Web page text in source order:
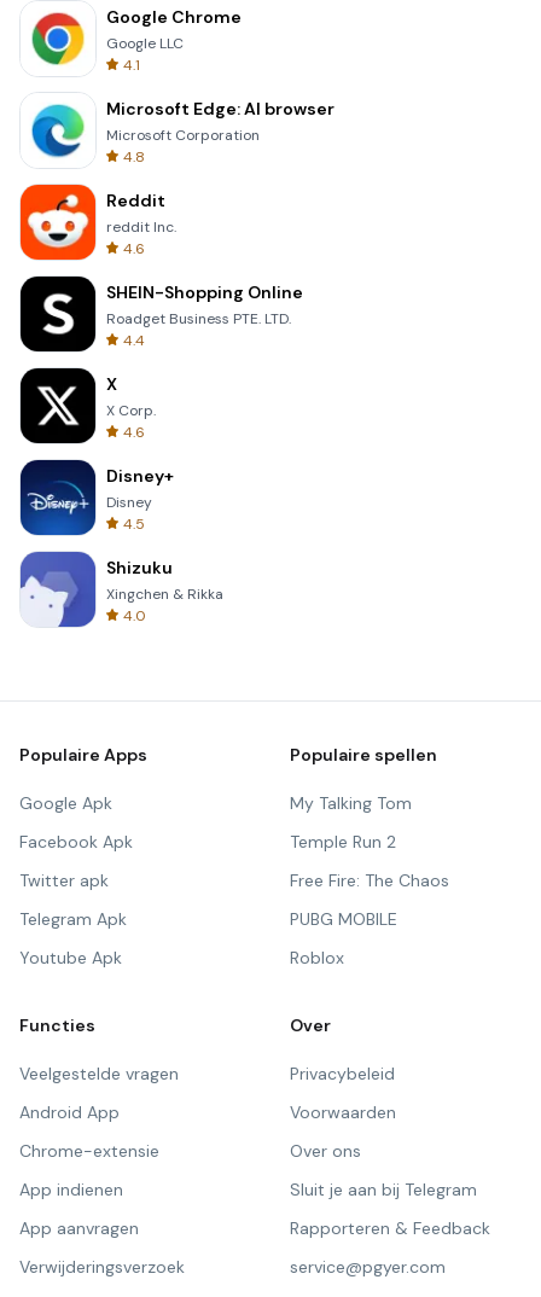
Google Chrome
Google LLC
4.1
Microsoft Edge: AI browser
Microsoft Corporation
4.8
Reddit
reddit Inc.
4.6
SHEIN-Shopping Online
Roadget Business PTE. LTD.
4.4
X
X Corp.
4.6
Disney+
Disney
4.5
Shizuku
Xingchen & Rikka
4.0
Populaire Apps
Google Apk
Facebook Apk
Twitter apk
Telegram Apk
Youtube Apk
Populaire spellen
My Talking Tom
Temple Run 2
Free Fire: The Chaos
PUBG MOBILE
Roblox
Functies
Veelgestelde vragen
Android App
Chrome-extensie
App indienen
App aanvragen
Verwijderingsverzoek
Over
Privacybeleid
Voorwaarden
Over ons
Sluit je aan bij Telegram
Rapporteren & Feedback
service@pgyer.com